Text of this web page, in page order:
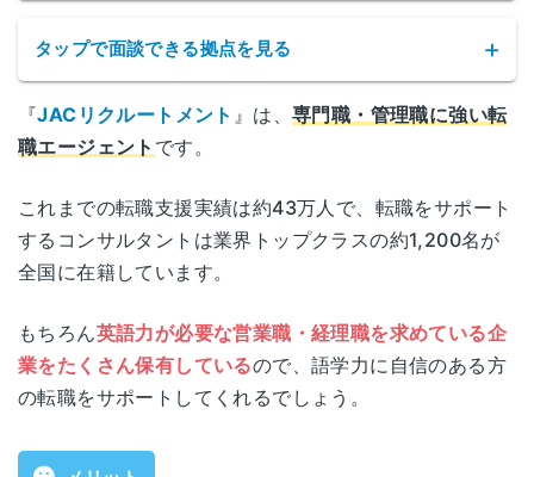
公式サイト http://www.jac-recruitment.jp/
運営会社
メント
職業紹介事業許可
タップで面談できる拠点を見る
JACリクルートメントの拠点
東京
東京都千代田区神田神保町1-105
神保町三井ビルディング14階
宮城県仙台市青葉区花京院1-2-15
ソララプラザ3階
埼玉
ソニックシティビル20階
『JACリクルートメント 』は、専門職・管理職に強い転
職エージェント です。
これまでの転職支援実績は約43万人で、転職をサポート
するコンサルタントは業界トップクラスの約1,200名が
全国に在籍しています。
もちろん英語力が必要な営業職・経理職を求めている企
業をたくさん保有しているので、語学力に自信のある方
の転職をサポートしてくれるでしょう。